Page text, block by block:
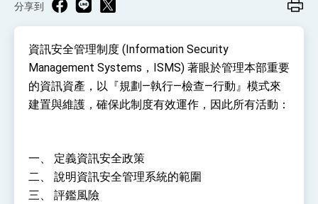
總統與五院院長新春茶敘 盼化分歧為團結、為
總統農曆春節談話
台美貿易協議完成簽署達成6大目標、創5大歷史
性突破 總統強調將以3大面向加速臺灣經濟轉型
升級 籲請立院全力支持並盡速通過
臺美簽署「對等貿易協定」確立對等關稅15%且不
疊加 我輸美2072項產品豁免對等關稅
外交部長林佳龍於《外交事務》撰文指出：自由
世界 需要台灣，團結合作方能守護繁榮
外交部長林佳龍出席《台灣光華雜誌》50週年慶
「見證蛻變，分享世界的光華」開幕式，期許數
分享到
資訊安全管理制度 (Information Security
Management Systems，ISMS) 著眼於管理本部重要
的資訊資產，以『規劃—執行—檢查—行動』模式來
建置與維護，確保此制度有效運作，因此所有活動：
一、 定義資訊安全政策
二、 說明資訊安全管理系統的範圍
三、 評鑑風險